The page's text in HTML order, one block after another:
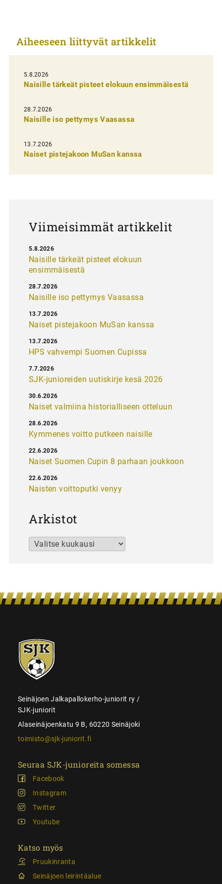
k
e
l
i
e
n
e
Aiheeseen liittyvät artikkelit
5.8.2026
Naisille tärkeät pisteet elokuun ensimmäisestä
28.7.2026
Naisille iso pettymys Vaasassa
13.7.2026
Naiset pistejakoon MuSan kanssa
Viimeisimmät artikkelit
Naisille tärkeät pisteet elokuun
ensimmäisestä
5.8.2026
Naisille iso pettymys Vaasassa
28.7.2026
Naiset pistejakoon MuSan kanssa
13.7.2026
HPS vahvempi Suomen Cupissa
13.7.2026
SJK-junioreiden uutiskirje kesä 2026
7.7.2026
Naiset valmiina historialliseen otteluun
30.6.2026
Kymmenes voitto putkeen naisille
28.6.2026
Naiset Suomen Cupin 8 parhaan joukkoon
22.6.2026
Naisten voittoputki venyy
22.6.2026
Arkistot
Arkistot
SJK-
juniorit
Seinäjoen Jalkapallokerho-juniorit ry /
SJK-juniorit
Alaseinäjoenkatu 9 B, 60220 Seinäjoki
toimisto@sjk-juniorit.fi
Seuraa SJK-junioreita somessa
Facebook
Instagram
Twitter
Youtube
Katso myös
Pruukinranta
Seinäjoen leirintäalue